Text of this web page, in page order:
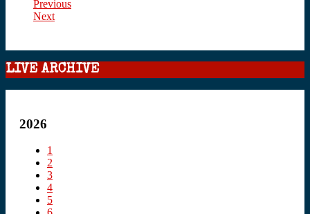
Previous
Next
LIVE ARCHIVE
2026
1
2
3
4
5